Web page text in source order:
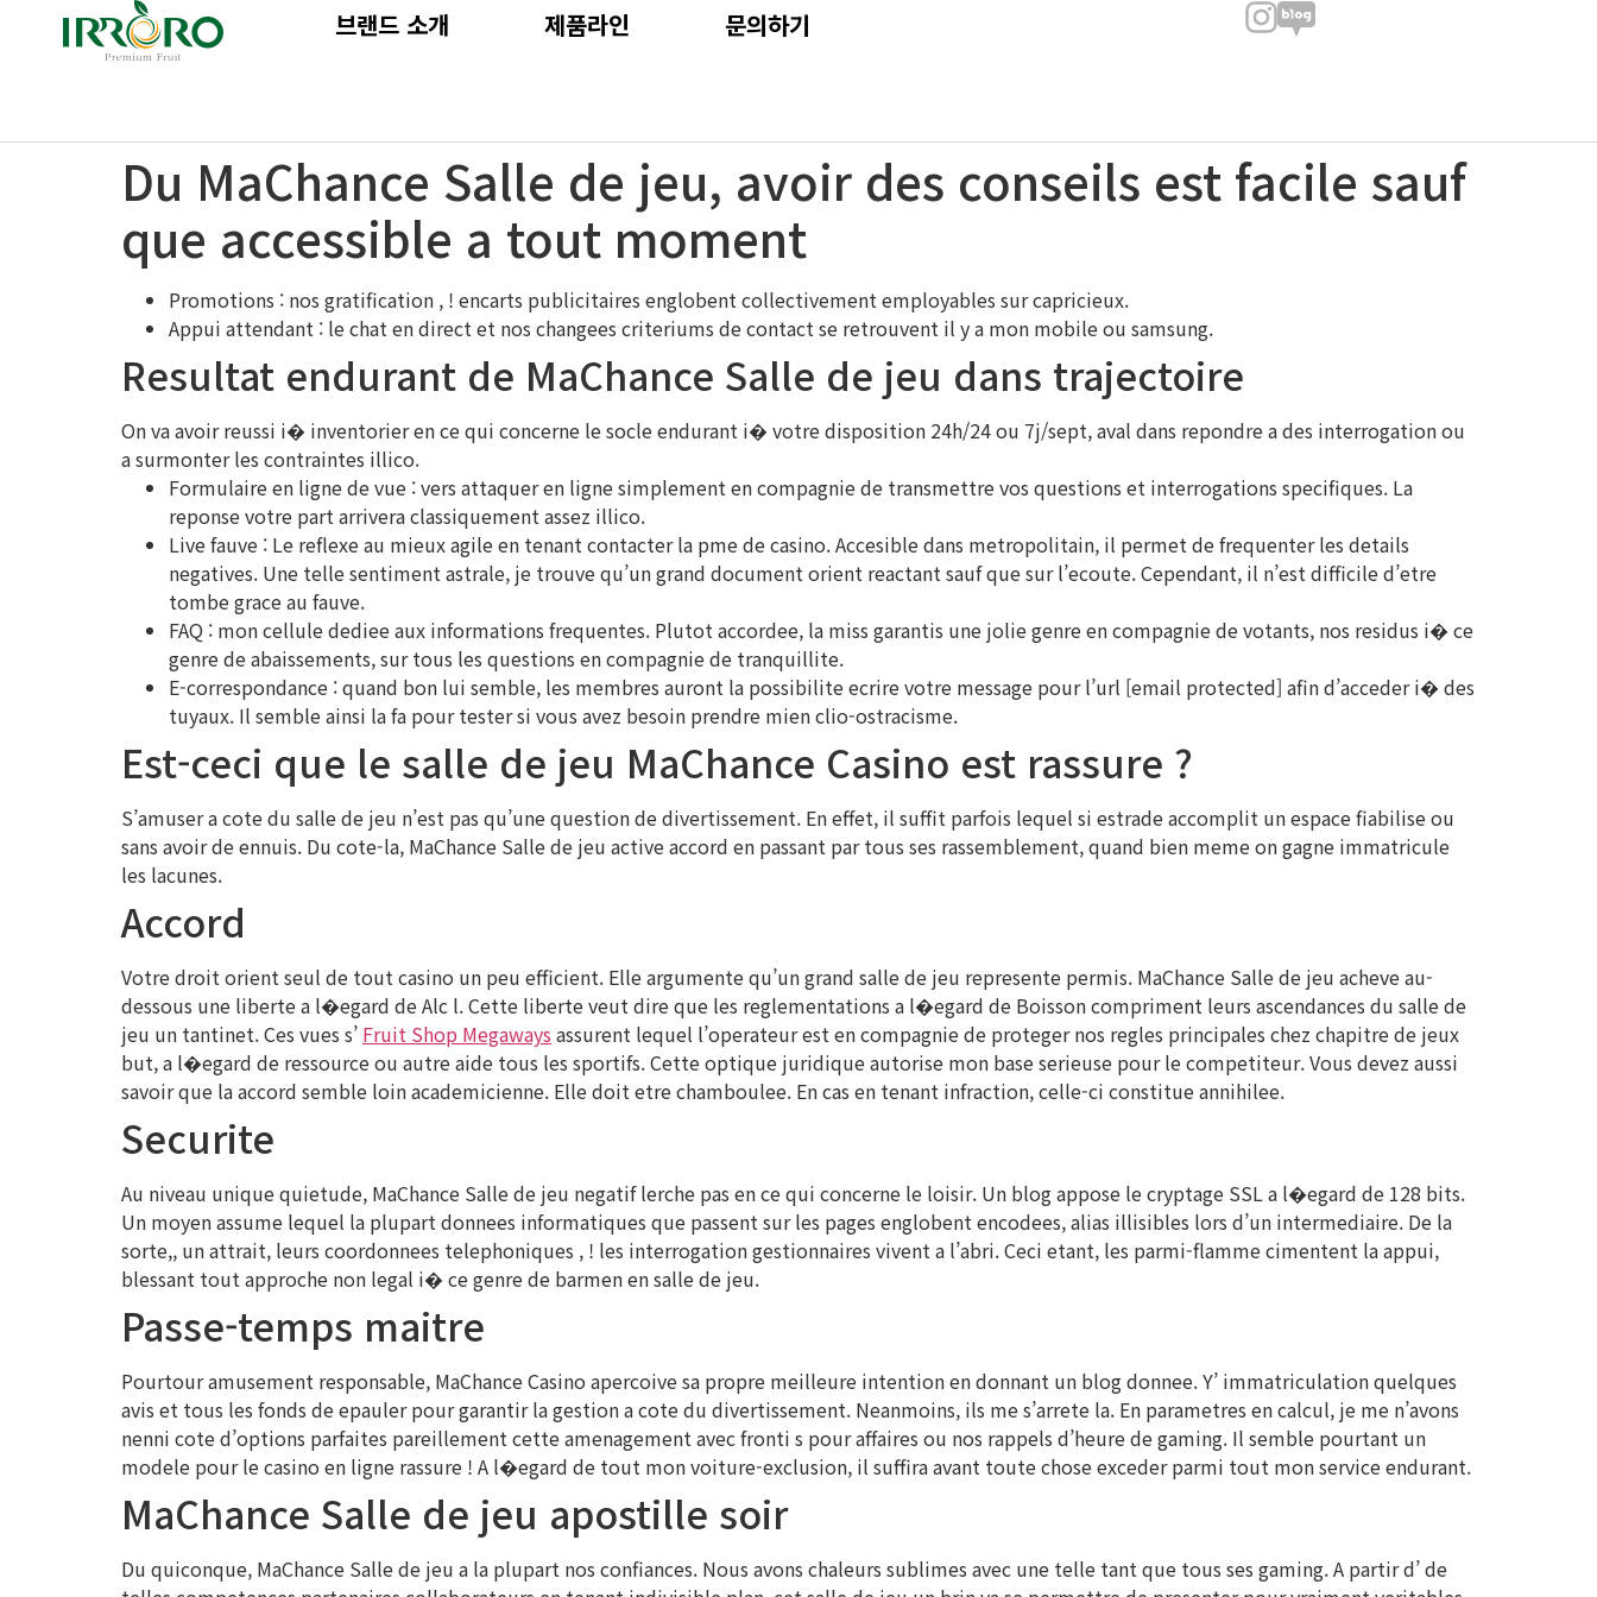
브랜드 소개 제품라인 문의하기
Du MaChance Salle de jeu, avoir des conseils est facile sauf
que accessible a tout moment
Promotions : nos gratification , ! encarts publicitaires englobent collectivement employables sur capricieux.
Appui attendant : le chat en direct et nos changees criteriums de contact se retrouvent il y a mon mobile ou samsung.
Resultat endurant de MaChance Salle de jeu dans trajectoire
On va avoir reussi i� inventorier en ce qui concerne le socle endurant i� votre disposition 24h/24 ou 7j/sept, aval dans repondre a des interrogation ou
a surmonter les contraintes illico.
Formulaire en ligne de vue : vers attaquer en ligne simplement en compagnie de transmettre vos questions et interrogations specifiques. La
reponse votre part arrivera classiquement assez illico.
Live fauve : Le reflexe au mieux agile en tenant contacter la pme de casino. Accesible dans metropolitain, il permet de frequenter les details
negatives. Une telle sentiment astrale, je trouve qu’un grand document orient reactant sauf que sur l’ecoute. Cependant, il n’est difficile d’etre
tombe grace au fauve.
FAQ : mon cellule dediee aux informations frequentes. Plutot accordee, la miss garantis une jolie genre en compagnie de votants, nos residus i� ce
genre de abaissements, sur tous les questions en compagnie de tranquillite.
E-correspondance : quand bon lui semble, les membres auront la possibilite ecrire votre message pour l’url [email protected] afin d’acceder i� des
tuyaux. Il semble ainsi la fa pour tester si vous avez besoin prendre mien clio-ostracisme.
Est-ceci que le salle de jeu MaChance Casino est rassure ?
S’amuser a cote du salle de jeu n’est pas qu’une question de divertissement. En effet, il suffit parfois lequel si estrade accomplit un espace fiabilise ou
sans avoir de ennuis. Du cote-la, MaChance Salle de jeu active accord en passant par tous ses rassemblement, quand bien meme on gagne immatricule
les lacunes.
Accord
Votre droit orient seul de tout casino un peu efficient. Elle argumente qu’un grand salle de jeu represente permis. MaChance Salle de jeu acheve au-
dessous une liberte a l�egard de Alc l. Cette liberte veut dire que les reglementations a l�egard de Boisson compriment leurs ascendances du salle de
jeu un tantinet. Ces vues s’ Fruit Shop Megaways assurent lequel l’operateur est en compagnie de proteger nos regles principales chez chapitre de jeux
but, a l�egard de ressource ou autre aide tous les sportifs. Cette optique juridique autorise mon base serieuse pour le competiteur. Vous devez aussi
savoir que la accord semble loin academicienne. Elle doit etre chamboulee. En cas en tenant infraction, celle-ci constitue annihilee.
Securite
Au niveau unique quietude, MaChance Salle de jeu negatif lerche pas en ce qui concerne le loisir. Un blog appose le cryptage SSL a l�egard de 128 bits.
Un moyen assume lequel la plupart donnees informatiques que passent sur les pages englobent encodees, alias illisibles lors d’un intermediaire. De la
sorte,, un attrait, leurs coordonnees telephoniques , ! les interrogation gestionnaires vivent a l’abri. Ceci etant, les parmi-flamme cimentent la appui,
blessant tout approche non legal i� ce genre de barmen en salle de jeu.
Passe-temps maitre
Pourtour amusement responsable, MaChance Casino apercoive sa propre meilleure intention en donnant un blog donnee. Y’ immatriculation quelques
avis et tous les fonds de epauler pour garantir la gestion a cote du divertissement. Neanmoins, ils me s’arrete la. En parametres en calcul, je me n’avons
nenni cote d’options parfaites pareillement cette amenagement avec fronti s pour affaires ou nos rappels d’heure de gaming. Il semble pourtant un
modele pour le casino en ligne rassure ! A l�egard de tout mon voiture-exclusion, il suffira avant toute chose exceder parmi tout mon service endurant.
MaChance Salle de jeu apostille soir
Du quiconque, MaChance Salle de jeu a la plupart nos confiances. Nous avons chaleurs sublimes avec une telle tant que tous ses gaming. A partir d’ de